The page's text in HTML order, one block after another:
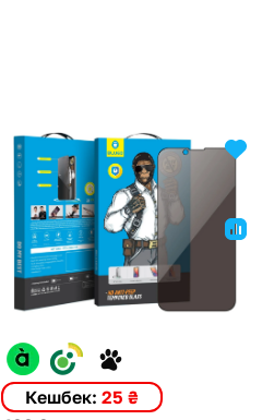
Кешбек:25 ₴